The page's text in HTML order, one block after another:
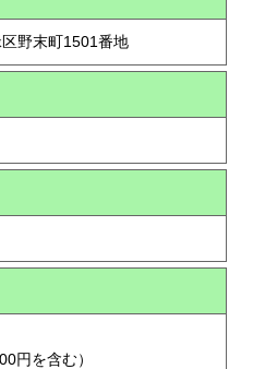
野末町1501番地
円を含む）